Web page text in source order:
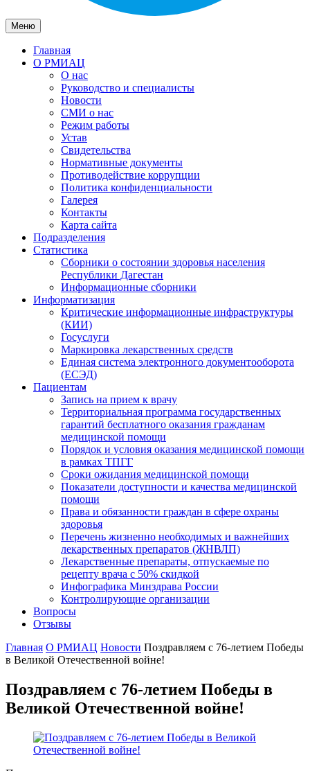
Меню
Главная
О РМИАЦ
О нас
Руководство и специалисты
Новости
СМИ о нас
Режим работы
Устав
Свидетельства
Нормативные документы
Противодействие коррупции
Политика конфиденциальности
Галерея
Контакты
Карта сайта
Подразделения
Статистика
Сборники о состоянии здоровья населения
Республики Дагестан
Информационные сборники
Информатизация
Критические информационные инфраструктуры
(КИИ)
Госуслуги
Маркировка лекарственных средств
Единая система электронного документооборота
(ЕСЭД)
Пациентам
Запись на прием к врачу
Территориальная программа государственных
гарантий бесплатного оказания гражданам
медицинской помощи
Порядок и условия оказания медицинской помощи
в рамках ТПГГ
Сроки ожидания медицинской помощи
Показатели доступности и качества медицинской
помощи
Права и обязанности граждан в сфере охраны
здоровья
Перечень жизненно необходимых и важнейших
лекарственных препаратов (ЖНВЛП)
Лекарственные препараты, отпускаемые по
рецепту врача с 50% скидкой
Инфографика Минздрава России
Контролирующие организации
Вопросы
Отзывы
Главная О РМИАЦ Новости Поздравляем с 76-летием Победы
в Великой Отечественной войне!
Поздравляем с 76-летием Победы в
Великой Отечественной войне!